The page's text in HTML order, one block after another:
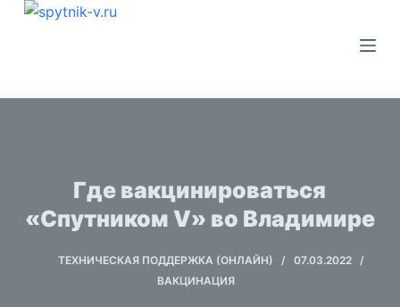
Где вакцинироваться
«Спутником V» во Владимире
ТЕХНИЧЕСКАЯ ПОДДЕРЖКА (ОНЛАЙН)
07.03.2022
ВАКЦИНАЦИЯ